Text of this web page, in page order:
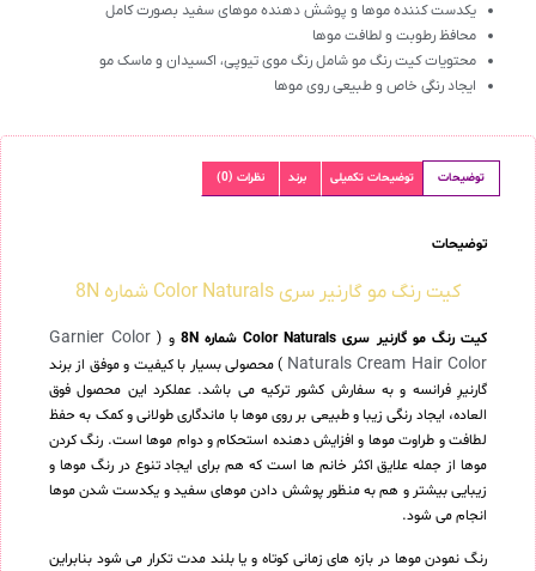
یکدست کننده موها و پوشش دهنده موهای سفید بصورت کامل
محافظ رطوبت و لطافت موها
محتویات کیت رنگ مو شامل رنگ موی تیوپی، اکسیدان و ماسک مو
ایجاد رنگی خاص و طبیعی روی موها
توضیحات توضیحات تکمیلی برند نظرات (0)
توضیحات
کیت رنگ مو گارنیر سری Color Naturals شماره 8N
کیت رنگ مو گارنیر سری Color Naturals شماره 8N و ( Garnier Color
Naturals Cream Hair Color ) محصولی بسیار با کیفیت و موفق از برند
گارنیرِ فرانسه و به سفارش کشور ترکیه می باشد. عملکرد این محصول فوق
العاده، ایجاد رنگی زیبا و طبیعی بر روی موها با ماندگاری طولانی و کمک به حفظ
لطافت و طراوت موها و افزایش دهنده استحکام و دوام موها است. رنگ کردن
موها از جمله علایق اکثر خانم ها است که هم برای ایجاد تنوع در رنگ موها و
زیبایی بیشتر و هم به منظور پوشش دادن موهای سفید و یکدست شدن موها
انجام می شود.
رنگ نمودن موها در بازه های زمانی کوتاه و یا بلند مدت تکرار می شود بنابراین